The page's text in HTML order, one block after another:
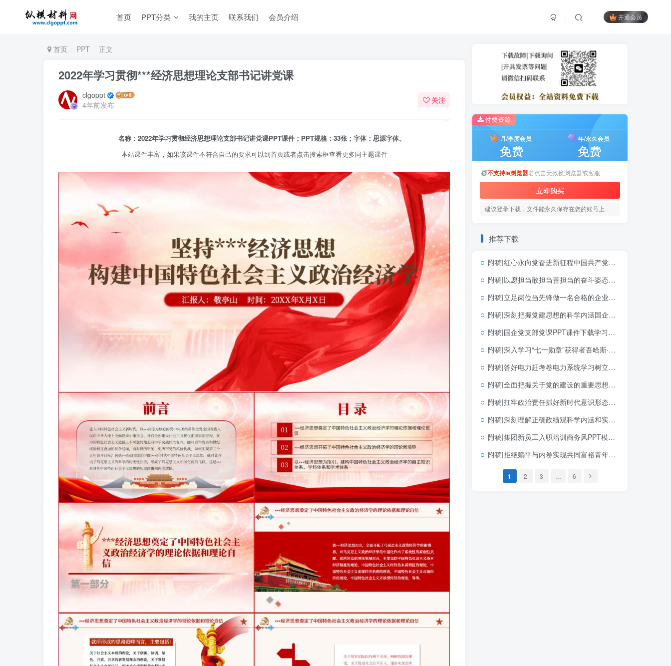
首页 PPT分类 我的主页 联系我们 会员介绍 开通会员
首页 PPT 正文
2022年学习贯彻***经济思想理论支部书记讲党课
clgoppt
4年前发布
关注
名称：2022年学习贯彻经济思想理论支部书记讲党课PPT课件；PPT规格：33张；字体：思源字体。
本站课件丰富，如果该课件不符合自己的要求可以到首页或者点击搜索框查看更多同主题课件
付费资源
月/季度会员
免费
年/永久会员
免费
不支持ie浏览器若点击无效换浏览器或客服
立即购买
建议登录下载，文件能永久保存在您的账号上
推荐下载
附稿|红心永向党奋进新征程中国共产党成立105周年专题党课党建PPT模板
附稿|以愿担当敢担当善担当的奋斗姿态创造政绩2026年学习教育专题党课ppt课件
附稿|立足岗位当先锋做一名合格的企业党员基层党支部简短党课PPT下载
附稿|深刻把握党建思想的科学内涵国企党支部党课PPT课件下载
附稿|国企党支部党课PPT课件下载学习贯彻七一重要讲话精神和党建思想
附稿|深入学习“七一勋章”获得者吾哈斯·苏来曼同志先进事迹PPT模板下载
附稿|答好电力赶考卷电力系统学习树立和践行正确政绩观学习教育主题党课ppt模板
附稿|全面把握关于党的建设的重要思想的科学体系带讲稿党课团课思政PPT课件下载
附稿|扛牢政治责任抓好新时代意识形态工作专题党课课件PPT
附稿|深刻理解正确政绩观科学内涵和实践要求2026学习教育PPT模板
附稿|集团新员工入职培训商务风PPT模板企业新人岗前培训课件
附稿|拒绝躺平与内卷实现共同富裕青年财富观和奋斗观团支部主题团日活动PPT完整版
1 2 3 6